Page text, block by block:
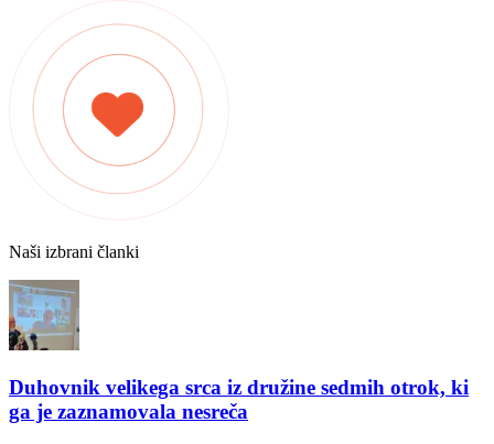
Naši izbrani članki
Duhovnik velikega srca iz družine sedmih otrok, ki
ga je zaznamovala nesreča